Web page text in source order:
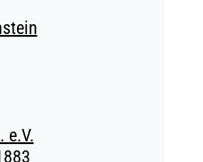
e.V.